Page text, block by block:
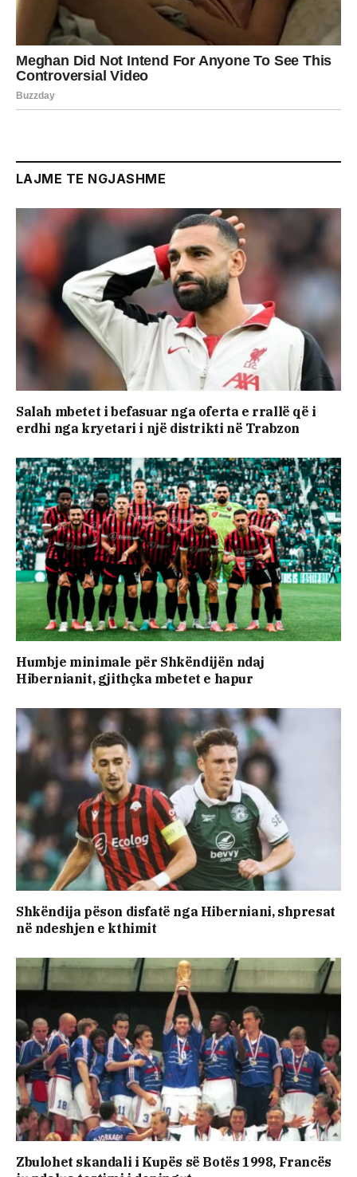
LAJME TE NGJASHME
Salah mbetet i befasuar nga oferta e rrallë që i
erdhi nga kryetari i një distrikti në Trabzon
Humbje minimale për Shkëndijën ndaj
Hibernianit, gjithçka mbetet e hapur
Shkëndija pëson disfatë nga Hiberniani, shpresat
në ndeshjen e kthimit
Zbulohet skandali i Kupës së Botës 1998, Francës